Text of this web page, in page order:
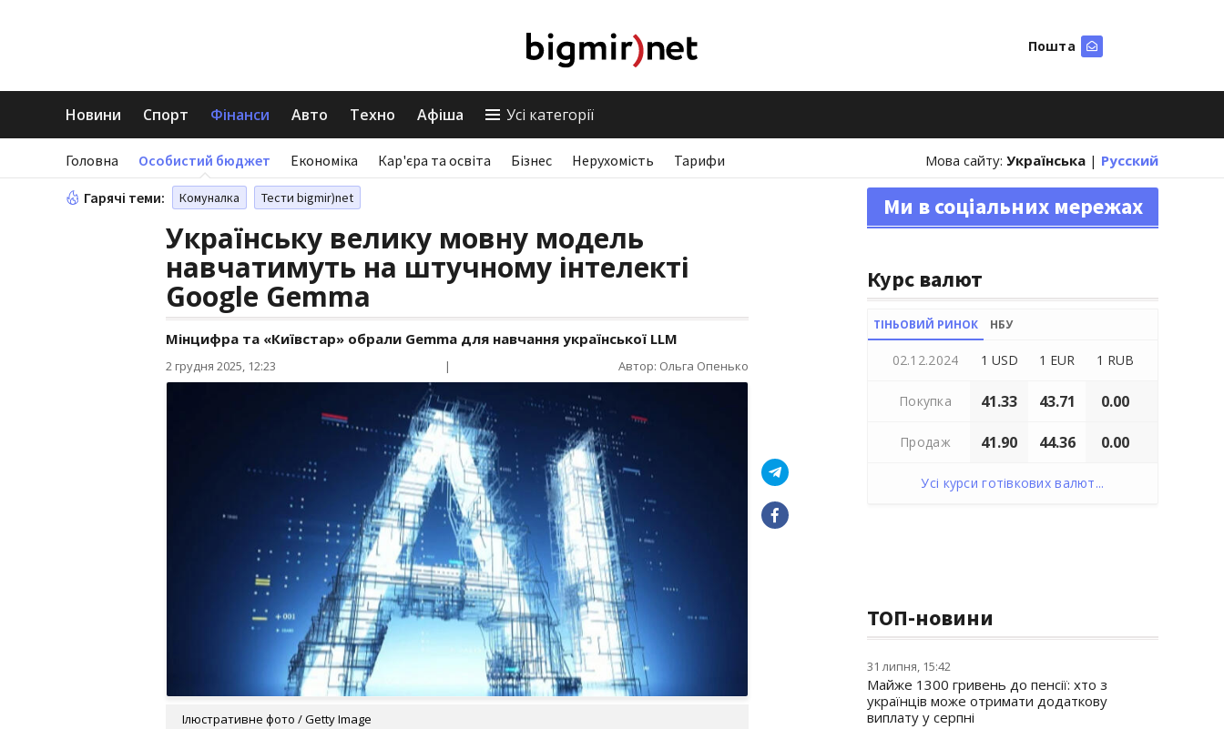
Пошта
Новини Спорт Фінанси Авто Техно Афіша Усі категорії
Головна Особистий бюджет Економіка Кар'єра та освіта Бізнес Нерухомість Тарифи Мова сайту: Українська | Русский
Гарячі теми: Комуналка Тести bigmir)net
Українську велику мовну модель
навчатимуть на штучному інтелекті
Google Gemma
Мінцифра та «Київстар» обрали Gemma для навчання української LLM
2 грудня 2025, 12:23 | Автор: Ольга Опенько
Ілюстративне фото / Getty Image
Ми в соціальних мережах
Курс валют
ТІНЬОВИЙ РИНОК НБУ
02.12.2024 1 USD 1 EUR 1 RUB
Покупка 41.33 43.71 0.00
Продаж 41.90 44.36 0.00
Усі курси готівкових валют...
ТОП-новини
31 липня, 15:42
Майже 1300 гривень до пенсії: хто з
українців може отримати додаткову
виплату у серпні